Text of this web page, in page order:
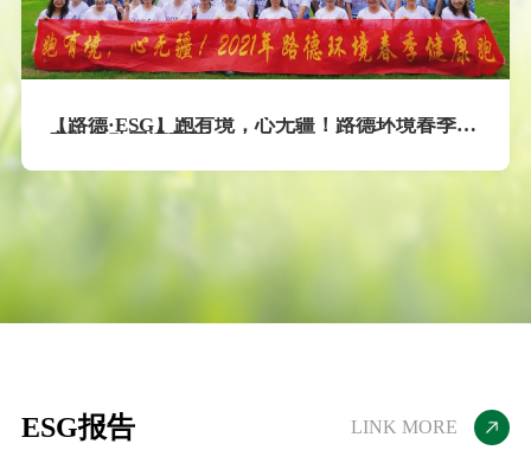
【路德·ESG】跑有境，心无疆！路德环境春季健
康跑活动圆满落幕！
ESG报告 LINK MORE